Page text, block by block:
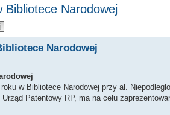
Bibliotece Narodowej
Narodowej
w Bibliotece Narodowej przy al.
Patentowy RP, ma na celu